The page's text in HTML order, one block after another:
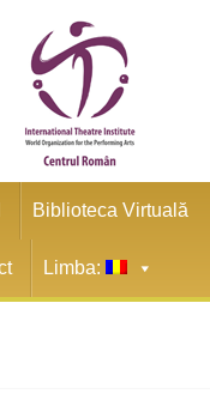
Biblioteca Virtuală
Limba: